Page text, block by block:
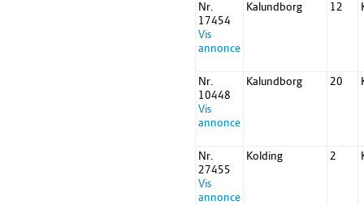
Nr.
17454
Vis
annonce
Kalundborg 12
Nr.
10448
Vis
annonce
Kalundborg 20
Nr.
27455
Vis
annonce
Kolding 2